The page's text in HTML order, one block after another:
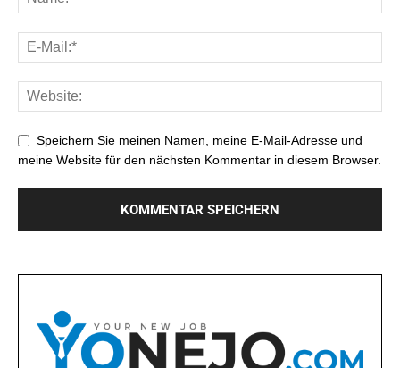
Speichern Sie meinen Namen, meine E-Mail-Adresse und
meine Website für den nächsten Kommentar in diesem Browser.